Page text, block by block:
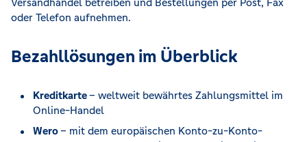
oder Telefon aufnehmen.
Bezahllösungen im Überblick
Kreditkarte– weltweit bewährtes Zahlungsmittel im
Online-Handel
Wero– mit dem europäischen Konto-zu-Konto-